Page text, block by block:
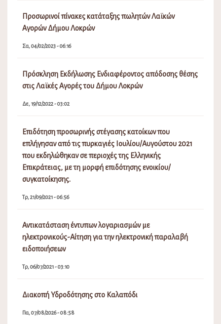
Προσωρινοί πίνακες κατάταξης πωλητών Λαϊκών
Αγορών Δήμου Λοκρών
Σα, 04/02/2023 - 06:16
Πρόσκληση Εκδήλωσης Ενδιαφέροντος απόδοσης θέσης
στις Λαϊκές Αγορές του Δήμου Λοκρών
Δε, 19/12/2022 - 03:02
Επιδότηση προσωρινής στέγασης κατοίκων που
επλήγησαν από τις πυρκαγιές Ιουλίου/Αυγούστου 2021
που εκδηλώθηκαν σε περιοχές της Ελληνικής
Επικράτειας, με τη μορφή επιδότησης ενοικίου/
συγκατοίκησης.
Τρ, 21/09/2021 - 06:56
Αντικατάσταση έντυπων λογαριασμών με
ηλεκτρονικούς-Αίτηση για την ηλεκτρονική παραλαβή
ειδοποιήσεων
Τρ, 06/07/2021 - 03:10
Διακοπή Υδροδότησης στο Καλαπόδι
Πα, 07/08/2026 - 08:58